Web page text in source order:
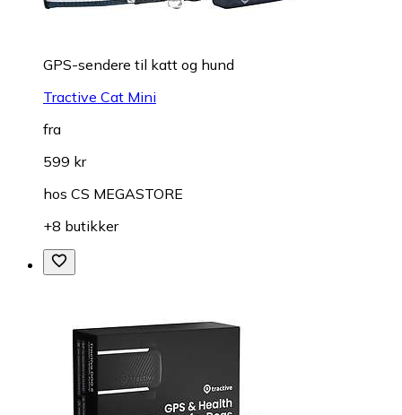
GPS-sendere til katt og hund
Tractive Cat Mini
fra
599 kr
hos CS MEGASTORE
+8 butikker